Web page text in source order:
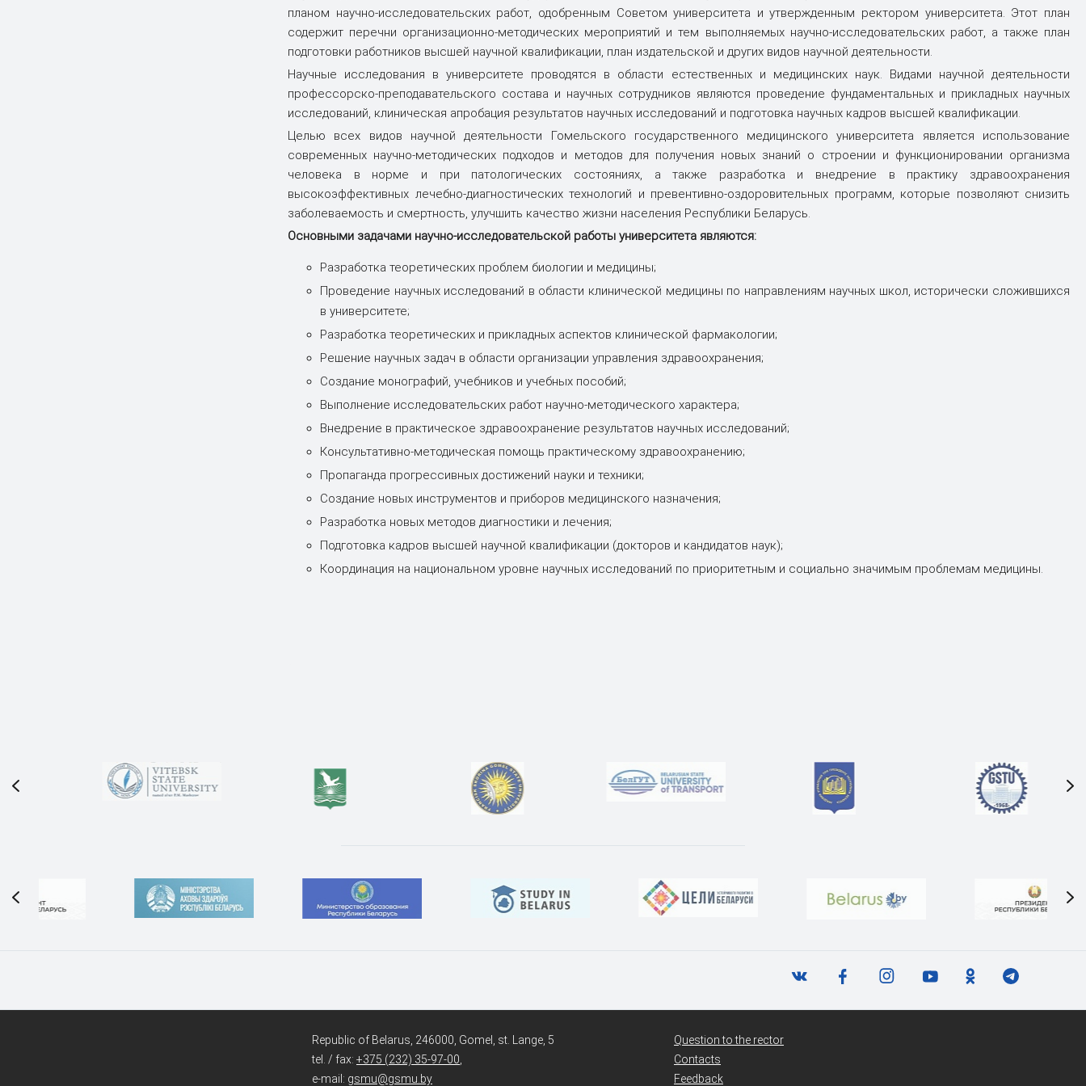
students
specialty "General Medicine"
планом научно-исследовательских работ, одобренным Советом университета и утвержденным ректором университета. Этот план
содержит перечни организационно-методических мероприятий и тем выполняемых научно-исследовательских работ, а также план
подготовки работников высшей научной квалификации, план издательской и других видов научной деятельности.
Научные исследования в университете проводятся в области естественных и медицинских наук. Видами научной деятельности
профессорско-преподавательского состава и научных сотрудников являются проведение фундаментальных и прикладных научных
исследований, клиническая апробация результатов научных исследований и подготовка научных кадров высшей квалификации.
Целью всех видов научной деятельности Гомельского государственного медицинского университета является использование
современных научно-методических подходов и методов для получения новых знаний о строении и функционировании организма
человека в норме и при патологических состояниях, а также разработка и внедрение в практику здравоохранения
высокоэффективных лечебно-диагностических технологий и превентивно-оздоровительных программ, которые позволяют снизить
заболеваемость и смертность, улучшить качество жизни населения Республики Беларусь.
Основными задачами научно-исследовательской работы университета являются:
Разработка теоретических проблем биологии и медицины;
Проведение научных исследований в области клинической медицины по направлениям научных школ, исторически сложившихся
в университете;
Разработка теоретических и прикладных аспектов клинической фармакологии;
Решение научных задач в области организации управления здравоохранения;
Создание монографий, учебников и учебных пособий;
Выполнение исследовательских работ научно-методического характера;
Внедрение в практическое здравоохранение результатов научных исследований;
Консультативно-методическая помощь практическому здравоохранению;
Пропаганда прогрессивных достижений науки и техники;
Создание новых инструментов и приборов медицинского назначения;
Разработка новых методов диагностики и лечения;
Подготовка кадров высшей научной квалификации (докторов и кандидатов наук);
Координация на национальном уровне научных исследований по приоритетным и социально значимым проблемам медицины.
Republic of Belarus, 246000, Gomel, st. Lange, 5
tel. / fax: +375 (232) 35-97-00
e-mail: gsmu@gsmu.by
Question to the rector
Contacts
Feedback